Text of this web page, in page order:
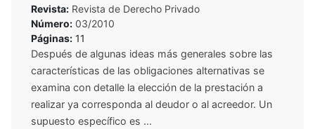
Revista: Revista de Derecho Privado
Número: 03/2010
Páginas: 11
Después de algunas ideas más generales sobre las
características de las obligaciones alternativas se
examina con detalle la elección de la prestación a
realizar ya corresponda al deudor o al acreedor. Un
supuesto específico es ...